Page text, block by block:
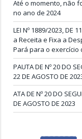
Até o momento, não
no ano de 2024
LEI Nº 1889/2023, DE
a Receita e Fixa a
Pará para o exercício
PAUTA DE Nº 20 DO
22 DE AGOSTO DE
ATA DE Nº 20 DO
DE AGOSTO DE 2023